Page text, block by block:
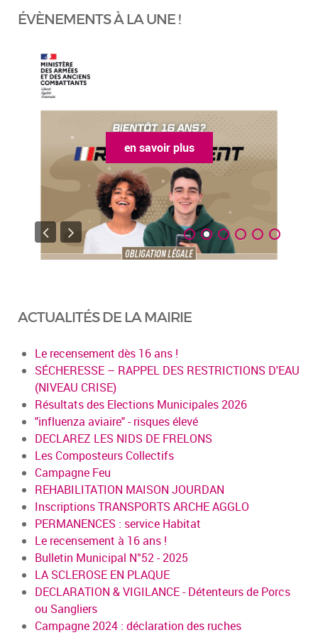
ÉVÈNEMENTS À LA UNE !
en savoir plus
ACTUALITÉS DE LA MAIRIE
Le recensement dès 16 ans !
SÉCHERESSE – RAPPEL DES RESTRICTIONS D'EAU
(NIVEAU CRISE)
Résultats des Elections Municipales 2026
"influenza aviaire" - risques élevé
DECLAREZ LES NIDS DE FRELONS
Les Composteurs Collectifs
Campagne Feu
REHABILITATION MAISON JOURDAN
Inscriptions TRANSPORTS ARCHE AGGLO
PERMANENCES : service Habitat
Le recensement à 16 ans !
Bulletin Municipal N°52 - 2025
LA SCLEROSE EN PLAQUE
DECLARATION & VIGILANCE - Détenteurs de Porcs
ou Sangliers
Campagne 2024 : déclaration des ruches